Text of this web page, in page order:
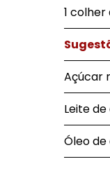
1
Açúcar
Leite
Óleo